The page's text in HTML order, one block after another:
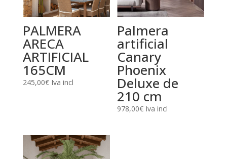
PALMERA
ARECA
ARTIFICIAL
165CM
245,00€ Iva incl
Palmera
artificial
Canary
Phoenix
Deluxe de
210 cm
978,00€ Iva incl